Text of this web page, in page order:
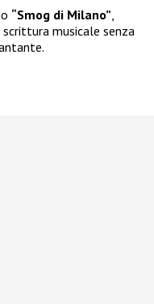
“Smog di Milano”,
musicale senza